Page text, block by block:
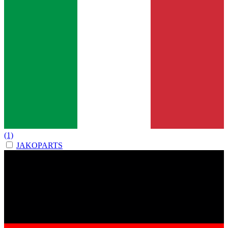
(1)
JAKOPARTS